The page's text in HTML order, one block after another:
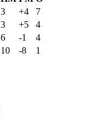
3 +4
7
3 +5
4
6 -1
4
10 -8
1